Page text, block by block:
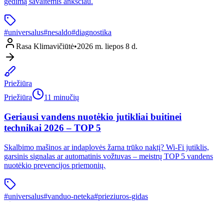
#universalus#nesaldo#diagnostika
Rasa Klimavičiūtė•2026 m. liepos 8 d.
Priežiūra
Priežiūra
11 minučių
Geriausi vandens nuotėkio jutikliai buitinei
technikai 2026 – TOP 5
Skalbimo mašinos ar indaplovės žarna trūko naktį? Wi-Fi jutiklis,
garsinis signalas ar automatinis vožtuvas – meistrų TOP 5 vandens
nuotėkio prevencijos priemonių.
#universalus#vanduo-neteka#prieziuros-gidas